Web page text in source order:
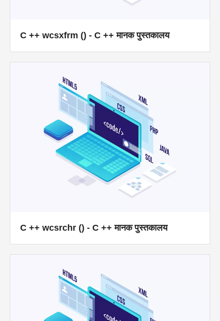
C ++ wcsxfrm () - C ++ मानक पुस्तकालय
C ++ wcsrchr () - C ++ मानक पुस्तकालय